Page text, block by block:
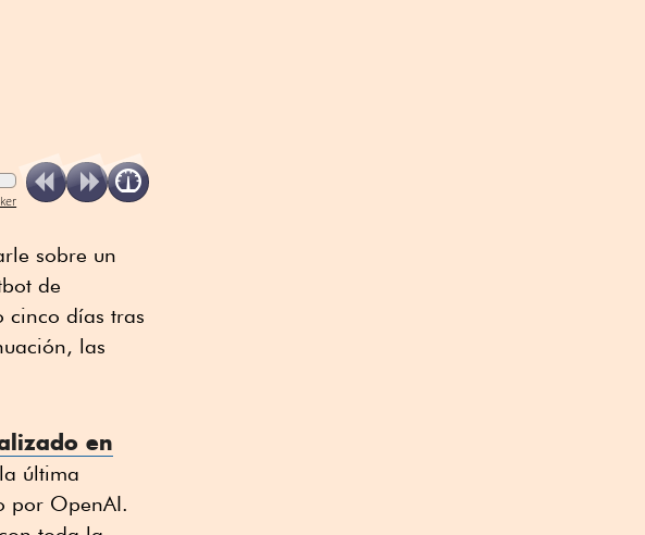
sobre un
de
cinco días tras
las
en
última
por OpenAI.